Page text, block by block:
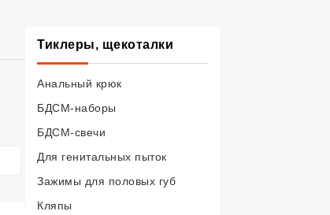
Тиклеры, щекоталки
Анальный крюк
БДСМ-наборы
БДСМ-свечи
Для генитальных пыток
Зажимы для половых губ
Кляпы